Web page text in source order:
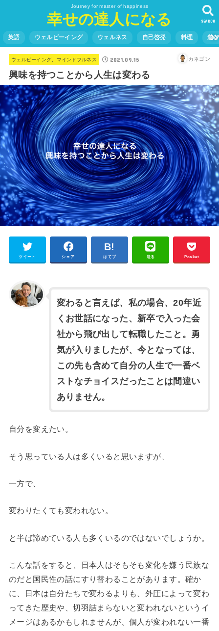
Journey for master of happiness
幸せの達人になる SEARCH
英語 ウェルビーイング ウェルネス 自己啓発 料理 遊
ウェルビーイング、マインドフルネス 2021.09.15 カネゴン
興味を持つことから人生は変わる
ツイート シェア はてブ 送る Pocket
変わると言えば、私の場合、20年近
くお世話になった、新卒で入った会
社から飛び出して転職したこと。勇
気が入りましたが、今となっては、
この先も含めて自分の人生で一番ベ
ストなチョイスだったことは間違い
ありません。
自分を変えたい。
そう思っている人は多くいると思いますが、
一方で、
変わりたくても変われない。
と半ば諦めている人も多くいるのではないでしょうか。
こんな話をすると、日本人はそもそも変化を嫌う民族な
のだと国民性の話にすり替わることがあります。確か
に、日本は自分たちで変わるよりも、外圧によって変わ
ってきた歴史や、切羽詰まらないと変われないというイ
メージはあるかもしれませんが、個人が変われない一番